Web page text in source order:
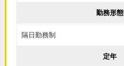
勤務形態
隔日勤務制
定年